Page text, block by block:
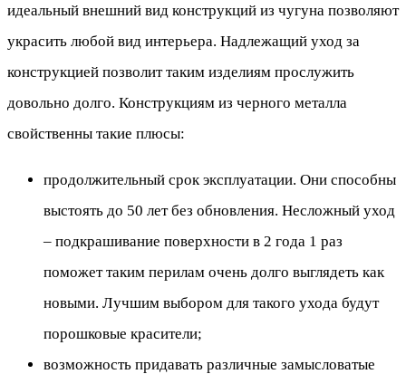
идеальный внешний вид конструкций из чугуна позволяют
украсить любой вид интерьера. Надлежащий уход за
конструкцией позволит таким изделиям прослужить
довольно долго. Конструкциям из черного металла
свойственны такие плюсы:
продолжительный срок эксплуатации. Они способны
выстоять до 50 лет без обновления. Несложный уход
– подкрашивание поверхности в 2 года 1 раз
поможет таким перилам очень долго выглядеть как
новыми. Лучшим выбором для такого ухода будут
порошковые красители;
возможность придавать различные замысловатые